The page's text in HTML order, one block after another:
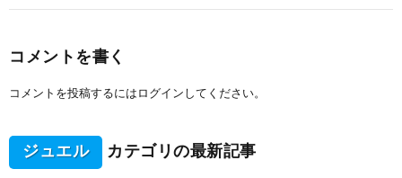
コメントを書く
コメントを投稿するには ログイン してください。
ジュエル カテゴリの最新記事